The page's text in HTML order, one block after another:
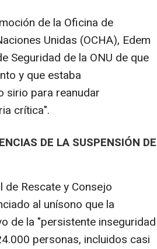
de la Oficina de
Unidas (OCHA), Edem
Seguridad de la ONU de que
y que estaba
sirio para reanudar
crítica".
DE LA SUSPENSIÓN DE
de Rescate y Consejo
al unísono que la
de la "persistente inseguridad
personas, incluidos casi